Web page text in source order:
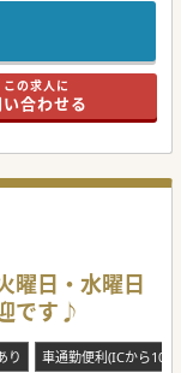
外問わず是非お問
この求人に
い合わせる
曜日・水曜日
です♪
り 車通勤便利(ICから10